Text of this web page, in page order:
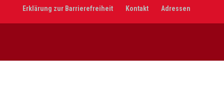
Erklärung zur Barrierefreiheit
Kontakt Adressen